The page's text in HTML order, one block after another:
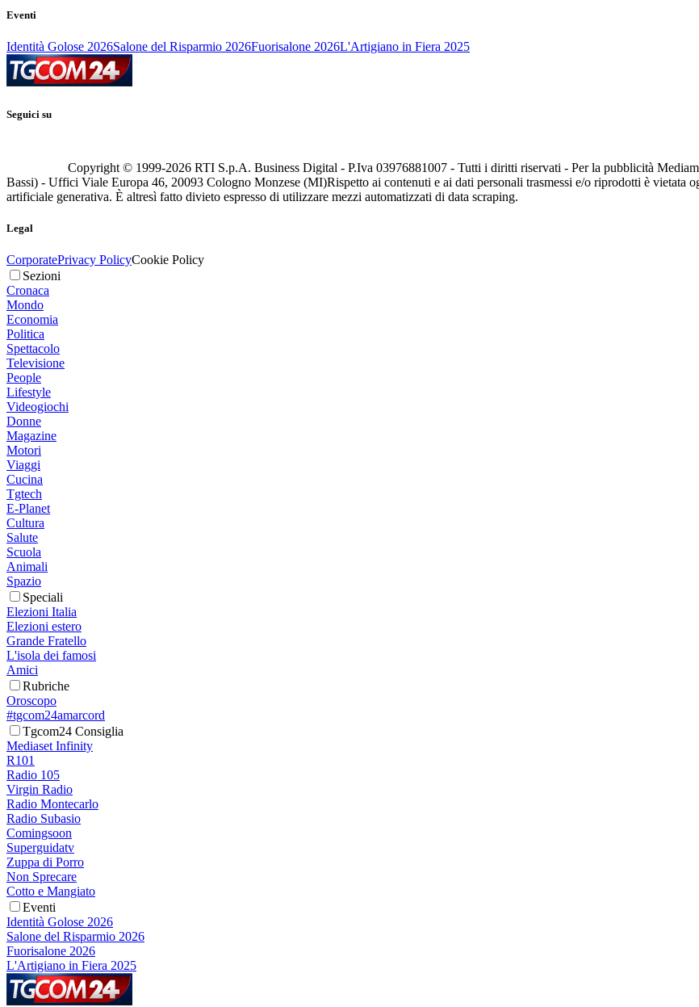
Eventi
Identità Golose 2026Salone del Risparmio 2026Fuorisalone 2026L'Artigiano in Fiera 2025
Seguici su
Copyright © 1999-2026 RTI S.p.A. Business Digital - P.Iva 03976881007 - Tutti i diritti riservati - Per la pubblicità
Bassi) - Uffici Viale Europa 46, 20093 Cologno Monzese (MI)Rispetto ai contenuti e ai dati personali trasmessi e/o riprodotti è vietata
artificiale generativa. È altresì fatto divieto espresso di utilizzare mezzi automatizzati di data scraping.
Legal
CorporatePrivacy PolicyCookie Policy
Sezioni
Cronaca
Mondo
Economia
Politica
Spettacolo
Televisione
People
Lifestyle
Videogiochi
Donne
Magazine
Motori
Viaggi
Cucina
Tgtech
E-Planet
Cultura
Salute
Scuola
Animali
Spazio
Speciali
Elezioni Italia
Elezioni estero
Grande Fratello
L'isola dei famosi
Amici
Rubriche
Oroscopo
#tgcom24amarcord
Tgcom24 Consiglia
Mediaset Infinity
R101
Radio 105
Virgin Radio
Radio Montecarlo
Radio Subasio
Comingsoon
Superguidatv
Zuppa di Porro
Non Sprecare
Cotto e Mangiato
Eventi
Identità Golose 2026
Salone del Risparmio 2026
Fuorisalone 2026
L'Artigiano in Fiera 2025